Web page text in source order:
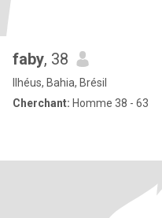
faby, 38
Ilhéus, Bahia, Brésil
Cherchant: Homme 38 - 63